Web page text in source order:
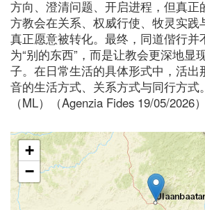
方向、澄清问题、开启进程，但真正
方教会在关系、权威行使、牧灵实践
真正愿意被转化。最终，同道偕行并
为“别的东西”，而是让教会更深地显
子。在日常生活的具体形式中，活出
音的生活方式、关系方式与同行方式。
（ML）（Agenzia Fides 19/05/2026）
+
−